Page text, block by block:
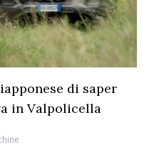
di saper
in Valpolicella